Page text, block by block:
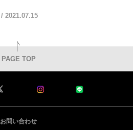
/ 2021.07.15
PAGE TOP
お問い合わせ